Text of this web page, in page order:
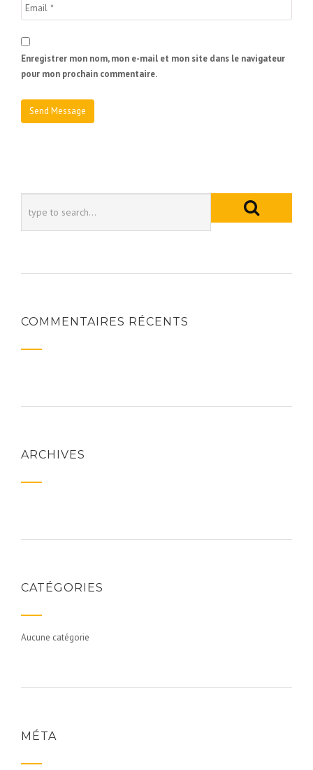
Enregistrer mon nom, mon e-mail et mon site dans le navigateur
pour mon prochain commentaire.
COMMENTAIRES RÉCENTS
ARCHIVES
CATÉGORIES
Aucune catégorie
MÉTA